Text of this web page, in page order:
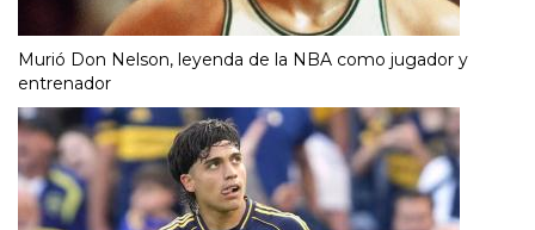
Murió Don Nelson, leyenda de la NBA como jugador y
entrenador